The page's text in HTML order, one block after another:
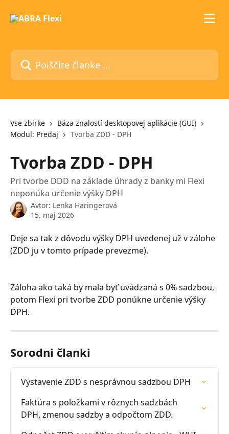
Poiščite članke ...
Vse zbirke
Báza znalostí desktopovej aplikácie (GUI)
Modul: Predaj
Tvorba ZDD - DPH
Tvorba ZDD - DPH
Pri tvorbe DDD na základe úhrady z banky mi Flexi
neponúka určenie výšky DPH
Avtor: Lenka Haringerová
15. maj 2026
Deje sa tak z dôvodu výšky DPH uvedenej už v zálohe
(ZDD ju v tomto prípade prevezme).
Záloha ako taká by mala byť uvádzaná s 0% sadzbou,
potom Flexi pri tvorbe ZDD ponúkne určenie výšky
DPH.
Sorodni članki
Vystavenie ZDD s nesprávnou sadzbou DPH
Faktúra s položkami v rôznych sadzbách
DPH, zmenou sadzby a odpočtom ZDD.